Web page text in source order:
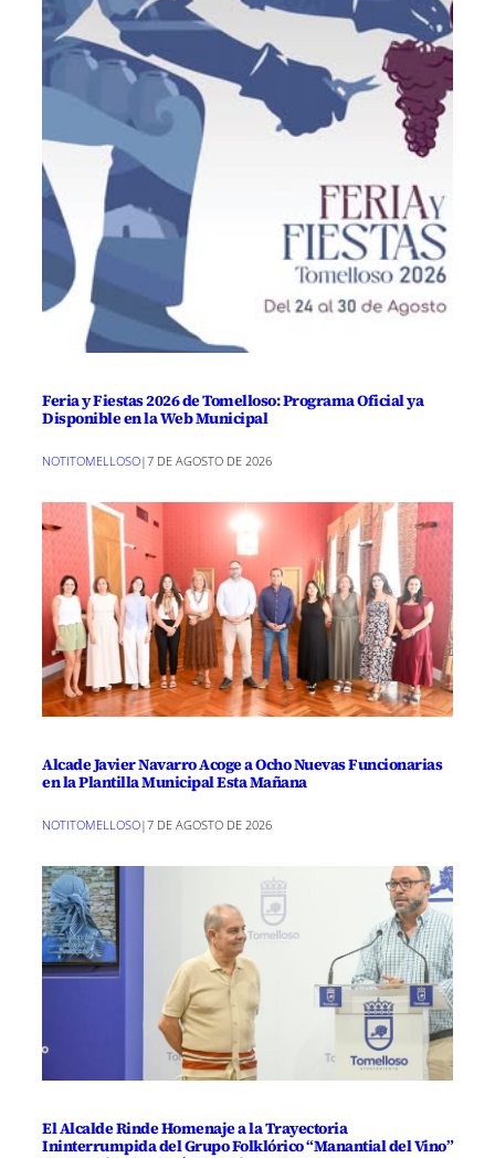
Feria y Fiestas 2026 de Tomelloso: Programa Oficial ya
Disponible en la Web Municipal
NOTITOMELLOSO|7 DE AGOSTO DE 2026
Alcade Javier Navarro Acoge a Ocho Nuevas Funcionarias
en la Plantilla Municipal Esta Mañana
NOTITOMELLOSO|7 DE AGOSTO DE 2026
El Alcalde Rinde Homenaje a la Trayectoria
Ininterrumpida del Grupo Folklórico “Manantial del Vino”